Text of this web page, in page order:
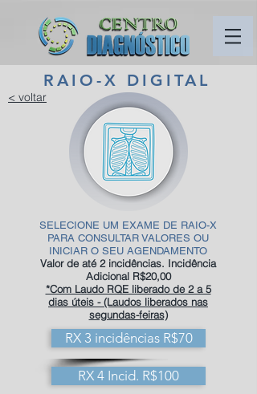
RAIO-X DIGITAL
< voltar
SELECIONE UM EXAME DE RAIO-X
PARA CONSULTAR VALORES OU
INICIAR O SEU AGENDAMENTO
Valor de até 2 incidências. Incidência
Adicional R$20,00
*Com Laudo RQE liberado de 2 a 5
dias úteis - (Laudos liberados nas
segundas-feiras)
RX 3 incidências R$70
RX 4 Incid. R$100